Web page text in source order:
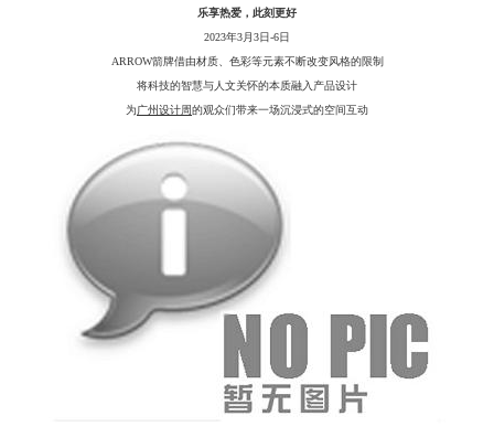
乐享热爱，此刻更好
2023年3月3日-6日
ARROW箭牌借由材质、色彩等元素不断改变风格的限制
将科技的智慧与人文关怀的本质融入产品设计
为广州设计周的观众们带来一场沉浸式的空间互动